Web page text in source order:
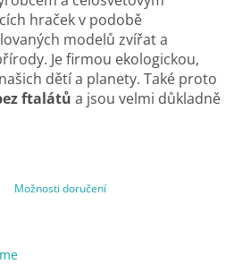
Možnosti doručení
hraček v podobě
modelů zvířat a
Jefirmou ekologickou,
dětí a planety. Také proto
ftalátů a jsou velmi důkladně